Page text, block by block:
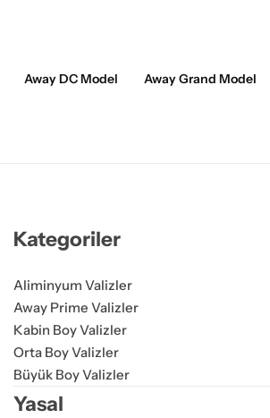
Away DC Model Away Grand Model
Kategoriler
Aliminyum Valizler
Away Prime Valizler
Kabin Boy Valizler
Orta Boy Valizler
Büyük Boy Valizler
Yasal